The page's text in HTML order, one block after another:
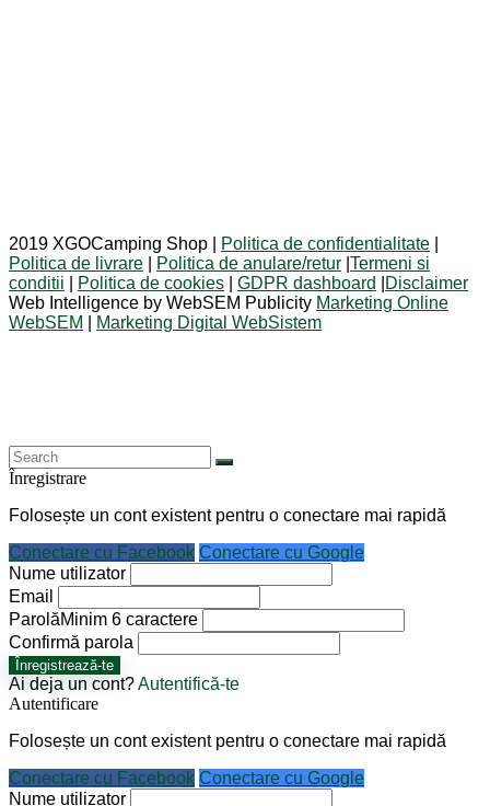
2019 XGOCamping Shop | Politica de confidentialitate
Politica de livrare
Politica de anulare/retur Termeni si
conditii
Politica de cookies GDPR dashboard
Disclaimer
Web Intelligence by WebSEM Publicity Marketing Online
WebSEM
Marketing Digital WebSistem
Înregistrare
Folosește un cont existent pentru o conectare mai rapidă
Conectare cu Facebook Conectare cu Google
Nume utilizator
Email
ParolăMinim 6 caractere
Confirmă parola
Înregistrează-te
Ai deja un cont?Autentifică-te
Autentificare
Folosește un cont existent pentru o conectare mai rapidă
Conectare cu Facebook Conectare cu Google
Nume utilizator